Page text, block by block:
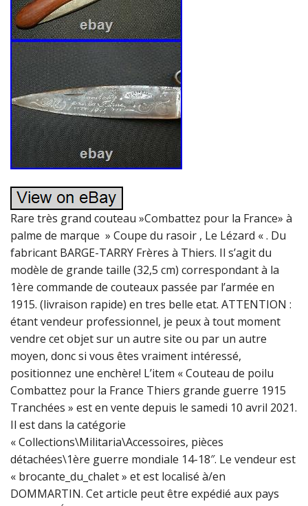
Rare très grand couteau »Combattez pour la France» à
palme de marque » Coupe du rasoir , Le Lézard « . Du
fabricant BARGE-TARRY Frères à Thiers. Il s’agit du
modèle de grande taille (32,5 cm) correspondant à la
1ère commande de couteaux passée par l’armée en
1915. (livraison rapide) en tres belle etat. ATTENTION :
étant vendeur professionnel, je peux à tout moment
vendre cet objet sur un autre site ou par un autre
moyen, donc si vous êtes vraiment intéressé,
positionnez une enchère! L’item « Couteau de poilu
Combattez pour la France Thiers grande guerre 1915
Tranchées » est en vente depuis le samedi 10 avril 2021.
Il est dans la catégorie
« Collections\Militaria\Accessoires, pièces
détachées\1ère guerre mondiale 14-18″. Le vendeur est
« brocante_du_chalet » et est localisé à/en
DOMMARTIN. Cet article peut être expédié aux pays